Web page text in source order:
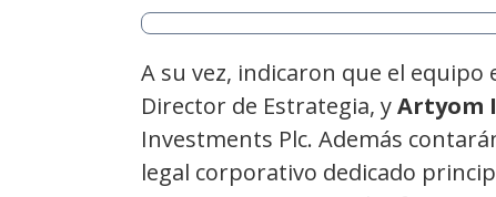
A su vez, indicaron que el
Director de Estrategia, yArtyom
Investments Plc. Además
legal corporativo dedicado